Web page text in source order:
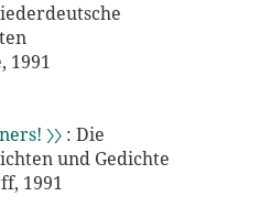
1991
〉〉 : Die
und Gedichte
1991